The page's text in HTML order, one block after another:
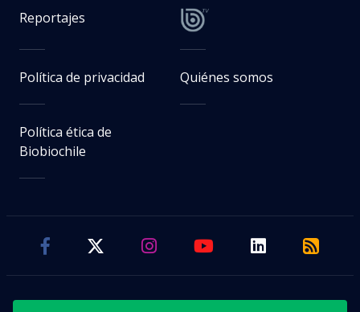
Reportajes
Política de privacidad Quiénes somos
Política ética de
Biobiochile